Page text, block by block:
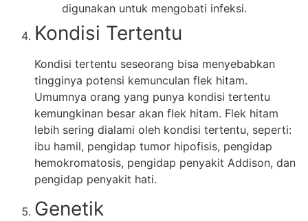
digunakan untuk mengobati infeksi.
Kondisi Tertentu
Kondisi tertentu seseorang bisa menyebabkan
tingginya potensi kemunculan flek hitam.
Umumnya orang yang punya kondisi tertentu
kemungkinan besar akan flek hitam. Flek hitam
lebih sering dialami oleh kondisi tertentu, seperti:
ibu hamil, pengidap tumor hipofisis, pengidap
hemokromatosis, pengidap penyakit Addison, dan
pengidap penyakit hati.
Genetik